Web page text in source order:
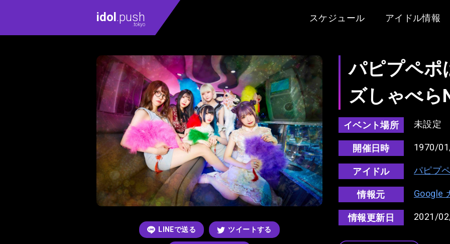
idol .push
.tokyo
スケジュール アイドル情報
LINEで送る ツイートする
パピプペポ
ズしゃべら
イベント場所 未設定
開催日時 1970/
アイドル パピプ
情報元 Google
情報更新日 2021/